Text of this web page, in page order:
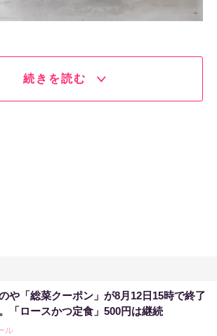
続きを読む
や「総菜クーポン」が8月12日15時で終了
「ロースかつ定食」500円は継続
ル